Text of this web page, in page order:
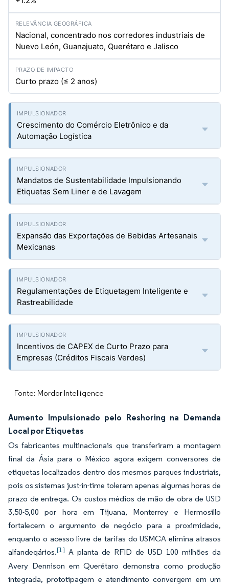
Nacional, concentrado nos corredores industriais de
Nuevo León, Guanajuato, Querétaro e Jalisco
Curto prazo (≤ 2 anos)
Crescimento do Comércio Eletrônico e da
Automação Logística
Mandatos de Sustentabilidade Impulsionando
Etiquetas Sem Liner e de Lavagem
Expansão das Exportações de Bebidas Artesanais
Mexicanas
Regulamentações de Etiquetagem Inteligente e
Rastreabilidade
Incentivos de CAPEX de Curto Prazo para
Empresas (Créditos Fiscais Verdes)
Fonte: Mordor Intelligence
Aumento Impulsionado pelo Reshoring na Demanda
Local por Etiquetas
Os fabricantes multinacionais que transferiram a montagem
final da Ásia para o México agora exigem conversores de
etiquetas localizados dentro dos mesmos parques industriais,
pois os sistemas just-in-time toleram apenas algumas horas de
prazo de entrega. Os custos médios de mão de obra de USD
3,50-5,00 por hora em Tijuana, Monterrey e Hermosillo
fortalecem o argumento de negócio para a proximidade,
enquanto o acesso livre de tarifas do USMCA elimina atrasos
alfandegários.[1] A planta de RFID de USD 100 milhões da
Avery Dennison em Querétaro demonstra como produção
integrada, prototipagem e atendimento convergem em um